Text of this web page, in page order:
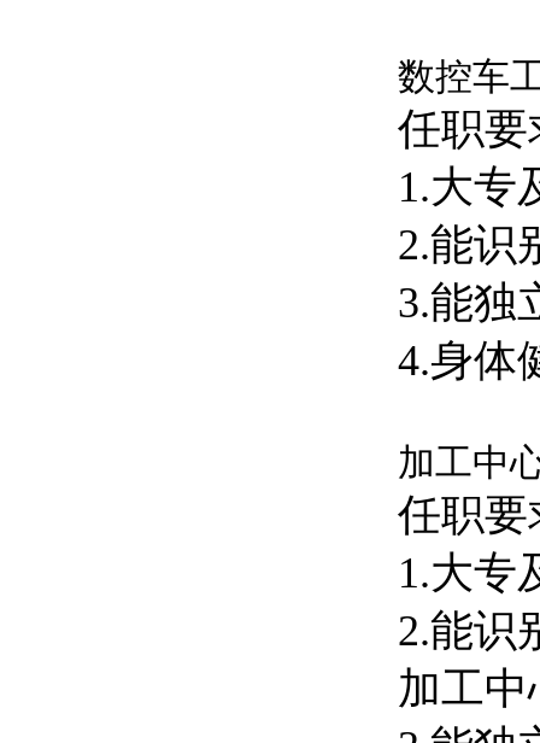
数控车
任职要
1.大专
2.能识
3.能独
4.身体
加工中
任职要
1.大专
2.能识
加工中